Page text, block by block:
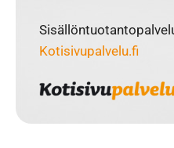
Kotisivupalvelu.fi